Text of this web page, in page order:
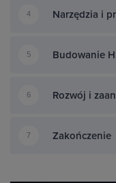
4 Narzędzia i
5 Budowanie
6 Rozwój i
7 Zakończenie